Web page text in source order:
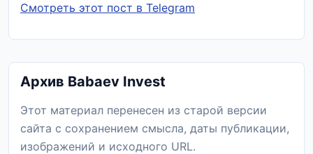
Смотреть этот пост в Telegram
Архив Babaev Invest
Этот материал перенесен из старой версии
сайта с сохранением смысла, даты публикации,
изображений и исходного URL.